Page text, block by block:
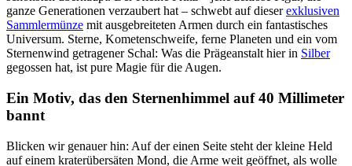
ganze Generationen verzaubert hat – schwebt auf dieserexklusiven
Sammlermünze mit ausgebreiteten Armen durch ein fantastisches
Universum. Sterne, Kometenschweife, ferne Planeten und ein vom
Sternenwind getragener Schal: Was die Prägeanstalt hier in Silber
gegossen hat, ist pure Magie für die Augen.
Ein Motiv, das den Sternenhimmel auf 40 Millimeter
bannt
Blicken wir genauer hin: Auf der einen Seite steht der kleine Held
auf einem kraterübersäten Mond, die Arme weit geöffnet, als wolle